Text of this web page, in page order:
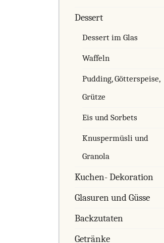
Dessert
Dessert im Glas
Waffeln
Pudding, Götterspeise,
Grütze
Eis und Sorbets
Knuspermüsli und
Granola
Kuchen- Dekoration
Glasuren und Güsse
Backzutaten
Getränke